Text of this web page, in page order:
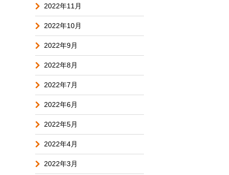
2022年11月
2022年10月
2022年9月
2022年8月
2022年7月
2022年6月
2022年5月
2022年4月
2022年3月